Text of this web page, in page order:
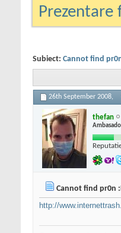
Prezentare
Subiect: Cannot find
26th September 2008,
thefan
Cannot find pr0n
http://